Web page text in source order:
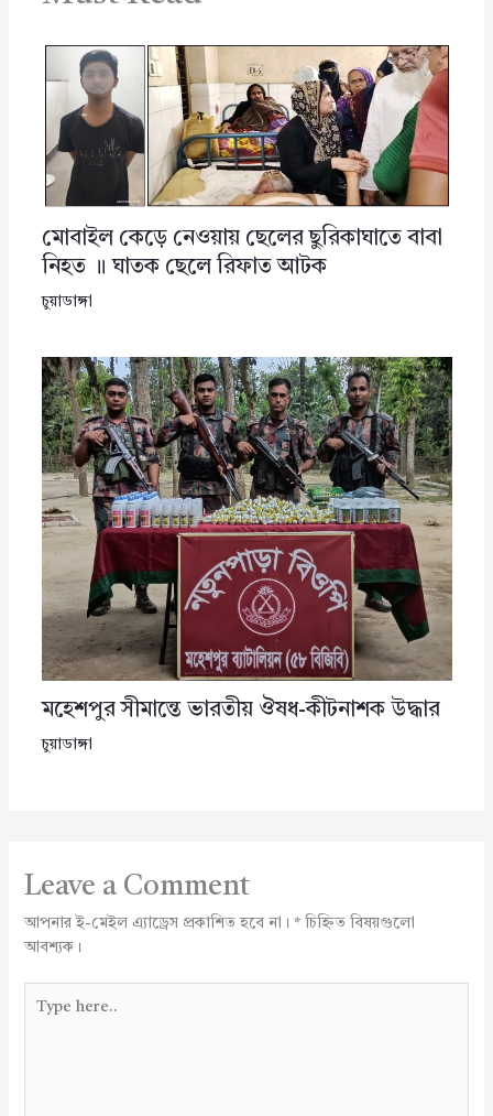
মোবাইল কেড়ে নেওয়ায় ছেলের ছুরিকাঘাতে বাবা
নিহত ॥ ঘাতক ছেলে রিফাত আটক
চুয়াডাঙ্গা
মহেশপুর সীমান্তে ভারতীয় ঔষধ-কীটনাশক উদ্ধার
চুয়াডাঙ্গা
Leave a Comment
আপনার ই-মেইল এ্যাড্রেস প্রকাশিত হবে না। *চিহ্নিত বিষয়গুলো
আবশ্যক।
here..